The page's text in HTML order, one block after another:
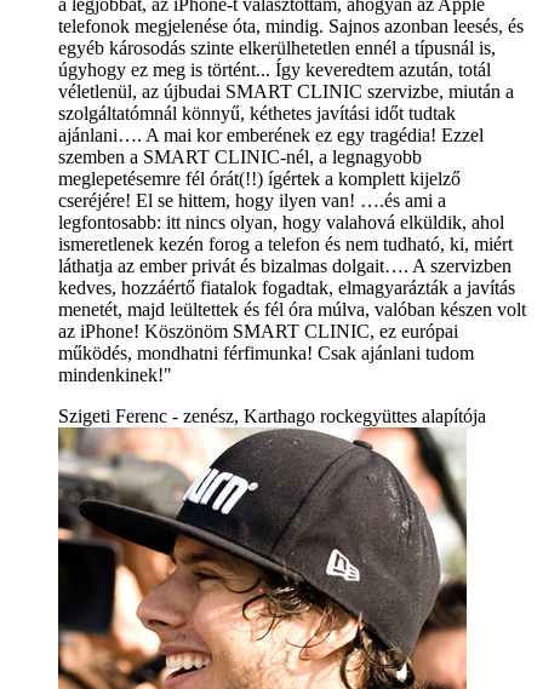
telefonok megjelenése óta, mindig. Sajnos azonban leesés, és
egyéb károsodás szinte elkerülhetetlen ennél a típusnál is,
úgyhogy ez meg is történt... Így keveredtem azután, totál
véletlenül, az újbudai SMART CLINIC szervizbe, miután a
szolgáltatómnál könnyű, kéthetes javítási időt tudtak
ajánlani…. A mai kor emberének ez egy tragédia! Ezzel
szemben a SMART CLINIC-nél, a legnagyobb
meglepetésemre fél órát(!!) ígértek a komplett kijelző
cseréjére! El se hittem, hogy ilyen van! ….és ami a
legfontosabb: itt nincs olyan, hogy valahová elküldik, ahol
ismeretlenek kezén forog a telefon és nem tudható, ki, miért
láthatja az ember privát és bizalmas dolgait…. A szervizben
kedves, hozzáértő fiatalok fogadtak, elmagyarázták a javítás
menetét, majd leültettek és fél óra múlva, valóban készen volt
az iPhone! Köszönöm SMART CLINIC, ez európai
működés, mondhatni férfimunka! Csak ajánlani tudom
mindenkinek!"
Szigeti Ferenc - zenész, Karthago rockegyüttes alapítója